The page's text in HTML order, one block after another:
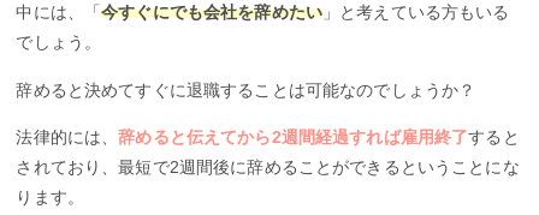
中には、「今すぐにでも会社を辞めたい 」と考えている方もいる
でしょう。
辞めると決めてすぐに退職することは可能なのでしょうか？
法律的には、辞めると伝えてから2週間経過すれば雇用終了すると
されており、最短で2週間後に辞めることができるということにな
ります。